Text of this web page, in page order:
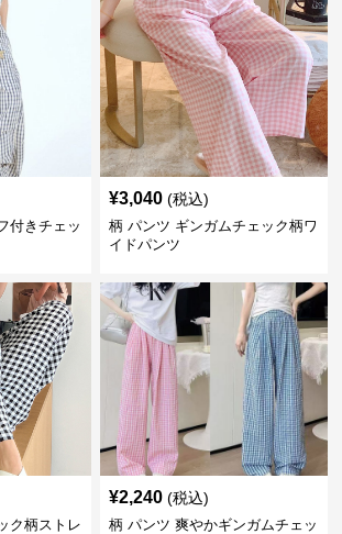
付きチェッ
¥3,040 (税込)
柄 パンツ ギンガムチェック柄ワ
イドパンツ
ク柄ストレ
¥2,240 (税込)
柄 パンツ 爽やかギンガムチェッ